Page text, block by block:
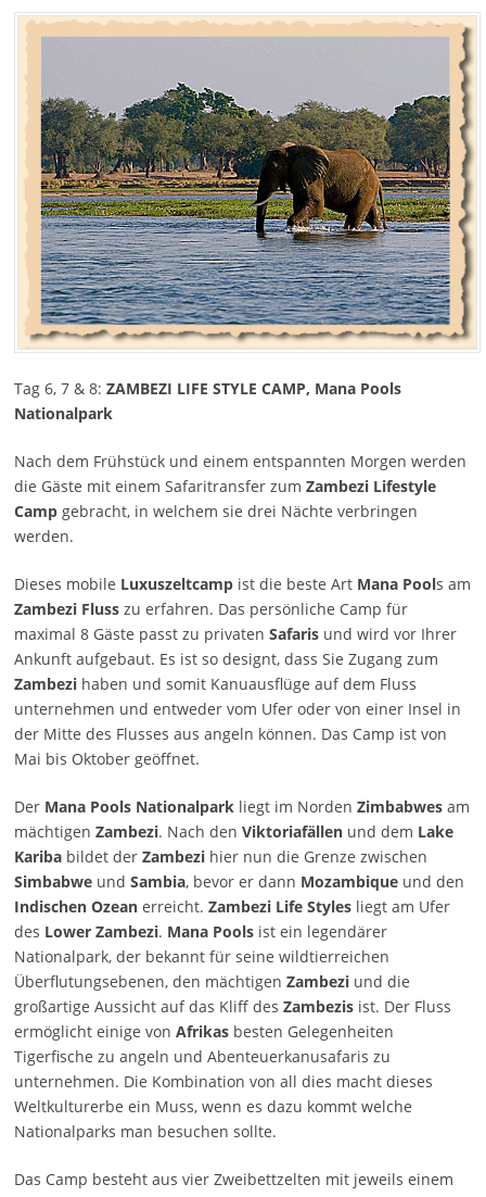
Tag 6, 7 & 8: ZAMBEZI LIFE STYLE CAMP, Mana Pools
Nationalpark
Nach dem Frühstück und einem entspannten Morgen werden
die Gäste mit einem Safaritransfer zum Zambezi Lifestyle
Campgebracht, in welchem sie drei Nächte verbringen
werden.
Dieses mobile Luxuszeltcampist die beste Art Mana Pools am
Zambezi Flusszu erfahren. Das persönliche Camp für
maximal 8 Gäste passt zu privaten Safarisund wird vor Ihrer
Ankunft aufgebaut. Es ist so designt, dass Sie Zugang zum
Zambezihaben und somit Kanuausflüge auf dem Fluss
unternehmen und entweder vom Ufer oder von einer Insel in
der Mitte des Flusses aus angeln können. Das Camp ist von
Mai bis Oktober geöffnet.
Der Mana Pools Nationalparkliegt im Norden Zimbabwesam
mächtigen Zambezi. Nach den Viktoriafällenund dem Lake
Karibabildet der Zambezihier nun die Grenze zwischen
Simbabweund Sambia, bevor er dann Mozambiqueund den
Indischen Ozeanerreicht. Zambezi Life Stylesliegt am Ufer
des Lower Zambezi. Mana Poolsist ein legendärer
Nationalpark, der bekannt für seine wildtierreichen
Überflutungsebenen, den mächtigen Zambeziund die
großartige Aussicht auf das Kliff des Zambezisist. Der Fluss
ermöglicht einige von Afrikasbesten Gelegenheiten
Tigerfische zu angeln und Abenteuerkanusafaris zu
unternehmen. Die Kombination von all dies macht dieses
Weltkulturerbe ein Muss, wenn es dazu kommt welche
Nationalparks man besuchen sollte.
Das Camp besteht aus vier Zweibettzelten mit jeweils einem